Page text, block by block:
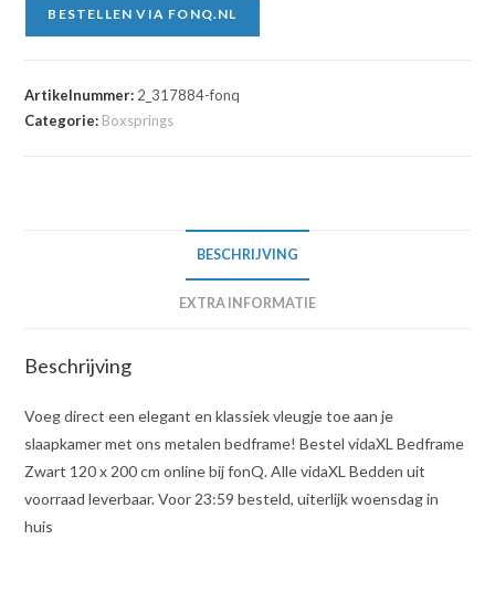
BESTELLEN VIA FONQ.NL
Artikelnummer: 2_317884-fonq
Categorie: Boxsprings
BESCHRIJVING
EXTRA INFORMATIE
Beschrijving
Voeg direct een elegant en klassiek vleugje toe aan je
slaapkamer met ons metalen bedframe! Bestel vidaXL Bedframe
Zwart 120 x 200 cm online bij fonQ. Alle vidaXL Bedden uit
voorraad leverbaar. Voor 23:59 besteld, uiterlijk woensdag in
huis